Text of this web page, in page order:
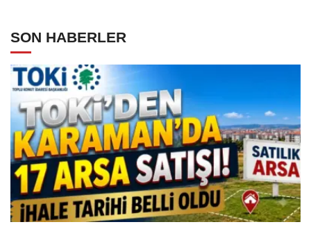
SON HABERLER